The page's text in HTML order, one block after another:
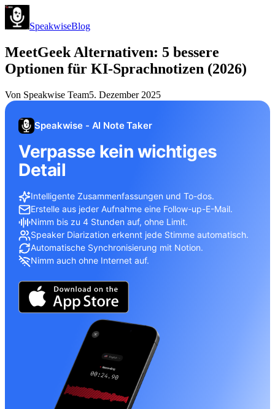
SpeakwiseBlog
MeetGeek Alternativen: 5 bessere
Optionen für KI-Sprachnotizen (2026)
Von Speakwise Team5. Dezember 2025
Speakwise - AI Note Taker
Verpasse kein wichtiges
Detail
Intelligente Zusammenfassungen und To-dos.
Erstelle aus jeder Aufnahme eine Follow-up-E-Mail.
Nimm bis zu 4 Stunden auf, ohne Limit.
Speaker Diarization erkennt jede Stimme automatisch.
Automatische Synchronisierung mit Notion.
Nimm auch ohne Internet auf.